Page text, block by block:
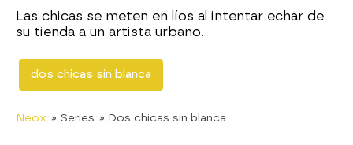
Las chicas se meten en líos al intentar echar de
su tienda a un artista urbano.
dos chicas sin blanca
Neox » Series » Dos chicas sin blanca